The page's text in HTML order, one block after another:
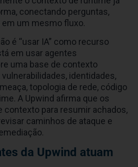
conectando perguntas,
um mesmo fluxo.
é “usar IA” como recurso
em usar agentes
uma base de contexto
identidades,
topologia de rede, código
A Upwind afirma que os
contexto para resumir achados,
caminhos de ataque e
da Upwind atuam